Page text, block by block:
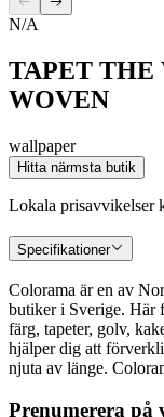
N/A
TAPET THE
WOVEN
wallpaper
Hitta närmsta butik
Lokala prisavvikelser
Specifikationer
Colorama är en av
butiker i Sverige. Här
färg, tapeter, golv,
hjälper dig att
njuta av länge.
Prenumerera på